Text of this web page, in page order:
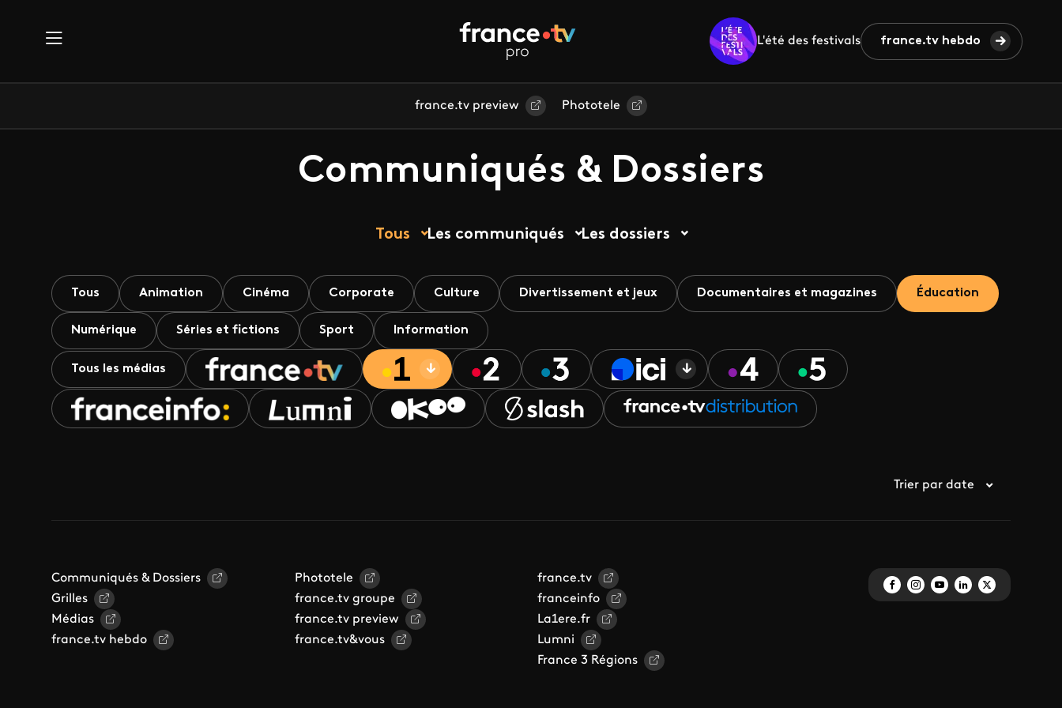
L'été des festivals france.tv hebdo
france.tv preview Phototele
Communiqués & Dossiers
Tous Les communiqués Les dossiers
Tous Animation Cinéma Corporate Culture Divertissement et jeux Documentaires et magazines Éducation
Numérique Séries et fictions Sport Information
Tous les médias
Trier par date
Communiqués & Dossiers
Grilles
Médias
france.tv hebdo
Phototele
france.tv groupe
france.tv preview
france.tv&vous
france.tv
franceinfo
La1ere.fr
Lumni
France 3 Régions